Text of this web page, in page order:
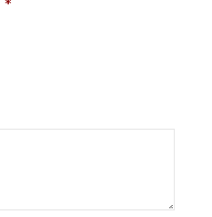
*